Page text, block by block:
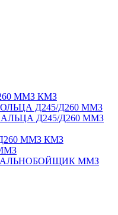
ММЗ КМЗ
Д245/Д260 ММЗ
Д245/Д260 ММЗ
ММЗ КМЗ
ММЗ